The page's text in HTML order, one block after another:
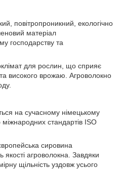
повітропроникний, екологічно
матеріал
господарству та
для рослин, що сприяє
високого врожаю. Агроволокно
на сучасному німецькому
міжнародних стандартів ISO
сировина
якості агроволокна. Завдяки
щільність уздовж усього